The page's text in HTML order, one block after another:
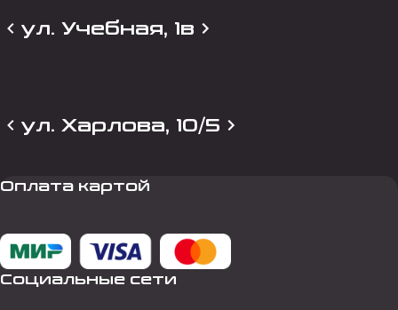
ул. Учебная, 1в
ул. Харлова, 10/5
Оплата картой
Социальные сети